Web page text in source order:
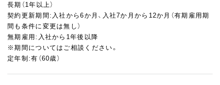
長期（1年以上）
契約更新期間:入社から6か月、入社7か月から12か月（有期雇用期
間も条件に変更は無し）
無期雇用:入社から1年後以降
※期間についてはご相談ください。
定年制:有（60歳）